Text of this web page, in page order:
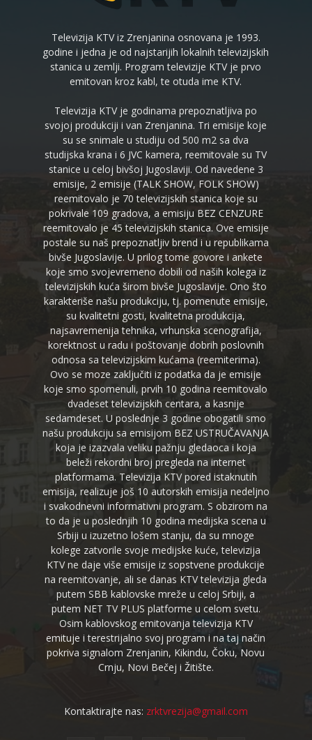
Televizija KTV iz Zrenjanina osnovana je 1993.
godine i jedna je od najstarijih lokalnih televizijskih
stanica u zemlji. Program televizije KTV je prvo
emitovan kroz kabl, te otuda ime KTV.
Televizija KTV je godinama prepoznatljiva po
svojoj produkciji i van Zrenjanina. Tri emisije koje
su se snimale u studiju od 500 m2 sa dva
studijska krana i 6 JVC kamera, reemitovale su TV
stanice u celoj bivšoj Jugoslaviji. Od navedene 3
emisije, 2 emisije (TALK SHOW, FOLK SHOW)
reemitovalo je 70 televizijskih stanica koje su
pokrivale 109 gradova, a emisiju BEZ CENZURE
reemitovalo je 45 televizijskih stanica. Ove emisije
postale su naš prepoznatljiv brend i u republikama
bivše Jugoslavije. U prilog tome govore i ankete
koje smo svojevremeno dobili od naših kolega iz
televizijskih kuća širom bivše Jugoslavije. Ono što
karakteriše našu produkciju, tj. pomenute emisije,
su kvalitetni gosti, kvalitetna produkcija,
najsavremenija tehnika, vrhunska scenografija,
korektnost u radu i poštovanje dobrih poslovnih
odnosa sa televizijskim kućama (reemiterima).
Ovo se moze zaključiti iz podatka da je emisije
koje smo spomenuli, prvih 10 godina reemitovalo
dvadeset televizijskih centara, a kasnije
sedamdeset. U poslednje 3 godine obogatili smo
našu produkciju sa emisijom BEZ USTRUČAVANJA
koja je izazvala veliku pažnju gledaoca i koja
beleži rekordni broj pregleda na internet
platformama. Televizija KTV pored istaknutih
emisija, realizuje još 10 autorskih emisija nedeljno
i svakodnevni informativni program. S obzirom na
to da je u poslednjih 10 godina medijska scena u
Srbiji u izuzetno lošem stanju, da su mnoge
kolege zatvorile svoje medijske kuće, televizija
KTV ne daje više emisije iz sopstvene produkcije
na reemitovanje, ali se danas KTV televizija gleda
putem SBB kablovske mreže u celoj Srbiji, a
putem NET TV PLUS platforme u celom svetu.
Osim kablovskog emitovanja televizija KTV
emituje i terestrijalno svoj program i na taj način
pokriva signalom Zrenjanin, Kikindu, Čoku, Novu
Crnju, Novi Bečej i Žitište.
Kontaktirajte nas: zrktvrezija@gmail.com